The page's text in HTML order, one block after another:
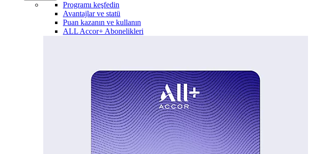
Programı keşfedin
Avantajlar ve statü
Puan kazanın ve kullanın
ALL Accor+ Abonelikleri